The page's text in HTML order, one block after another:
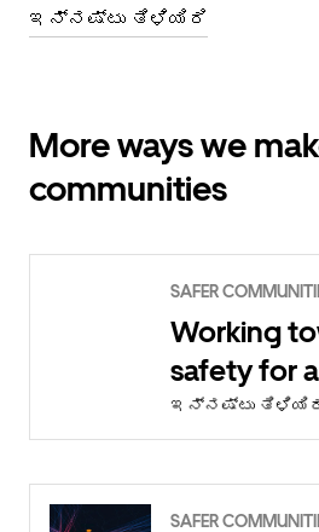
ಇನ್ನಷ್ಟು ತಿಳಿಯಿರಿ
More ways we
communities
SAFER
Working
safety for
ಇನ್ನಷ್ಟು
SAFER